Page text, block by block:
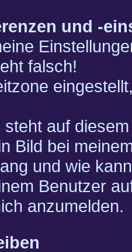
und -
falsch!
auf
Bild bei
und wie
Benutzer
anzumelden.